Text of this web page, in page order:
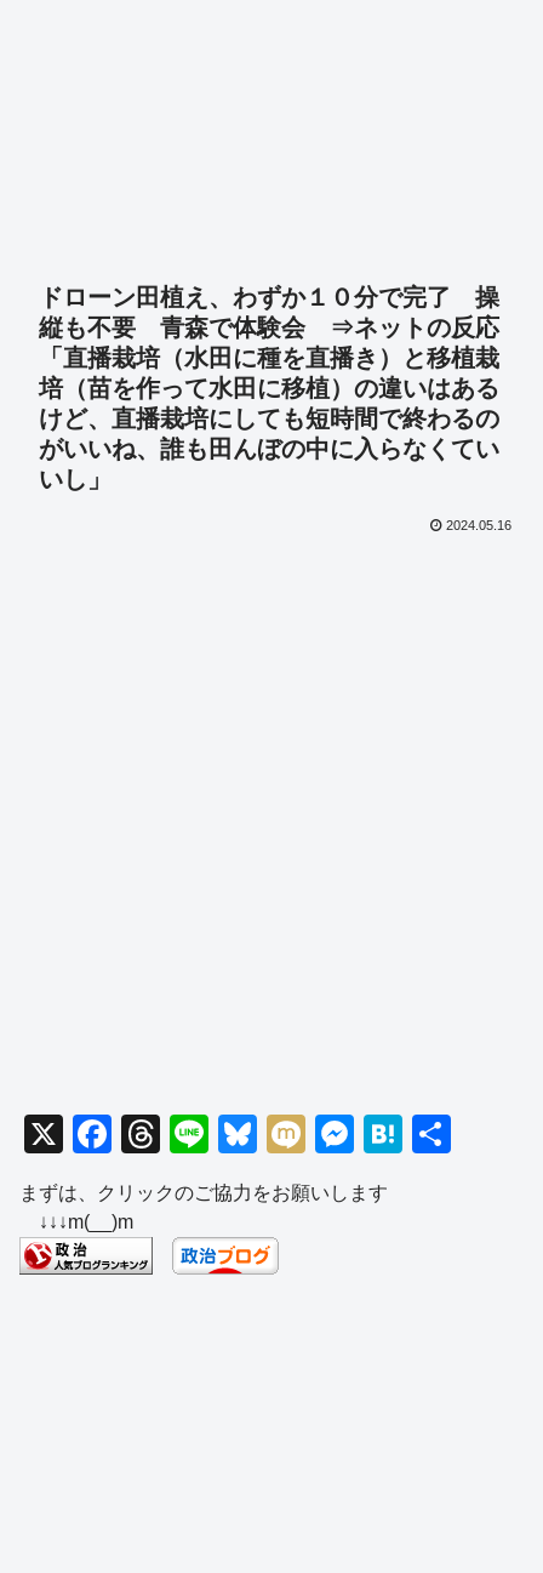
ドローン田植え、わずか１０分で完了 操
縦も不要 青森で体験会 ⇒ネットの反応
「直播栽培（水田に種を直播き）と移植栽
培（苗を作って水田に移植）の違いはある
けど、直播栽培にしても短時間で終わるの
がいいね、誰も田んぼの中に入らなくてい
いし」
2024.05.16
X
F
a
c
e
b
T
hr
e
a
d
Li
n
e
Bl
u
e
sk
y
M
ixi
M
e
ss
H
まずは、クリックのご協力をお願いします
↓↓↓m(__)m